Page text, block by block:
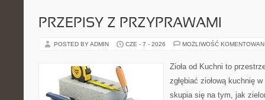
PRZEPISY Z PRZYPRAWAMI
POSTED BY ADMIN CZE - 7 - 2026 MOŻLIWOŚĆ
Zioła od Kuchni to
zgłębiać ziołową kuchnię
skupia się na tym, jak